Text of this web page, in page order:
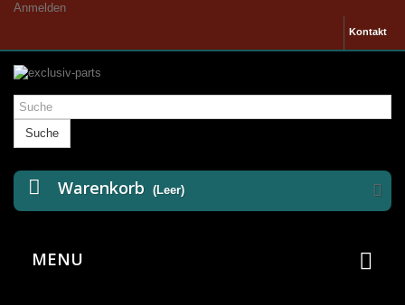
Anmelden
Kontakt
Suche
Warenkorb (Leer)
MENU